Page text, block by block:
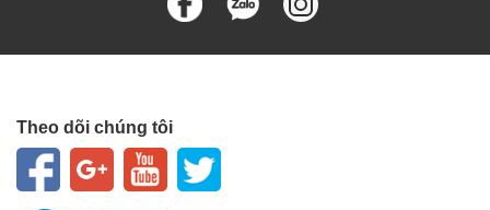
Theo dõi chúng tôi